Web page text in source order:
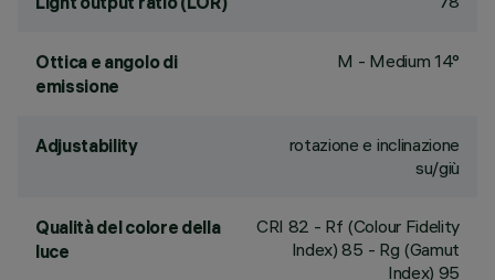
Ottica e angolo di
emissione
M - Medium 14°
Adjustability
rotazione e inclinazione
su/giù
Qualità del colore della
luce
CRI 82 - Rf (Colour Fidelity
Index) 85 - Rg (Gamut
Index) 95